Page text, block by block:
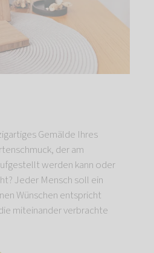
Gemälde Ihres
der am
werden kann oder
Jeder Mensch soll ein
Wünschen entspricht
miteinander verbrachte